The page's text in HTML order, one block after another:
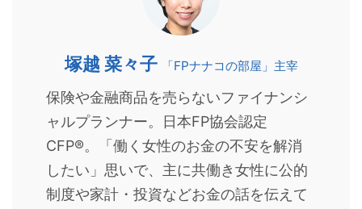
塚越 菜々子 「FPナナコの部屋」主宰
保険や金融商品を売らないファイナンシ
ャルプランナー。日本FP協会認定
CFP®。「働く女性のお金の不安を解消
したい」思いで、主に共働き女性に公的
制度や家計・投資などお金の話を伝えて